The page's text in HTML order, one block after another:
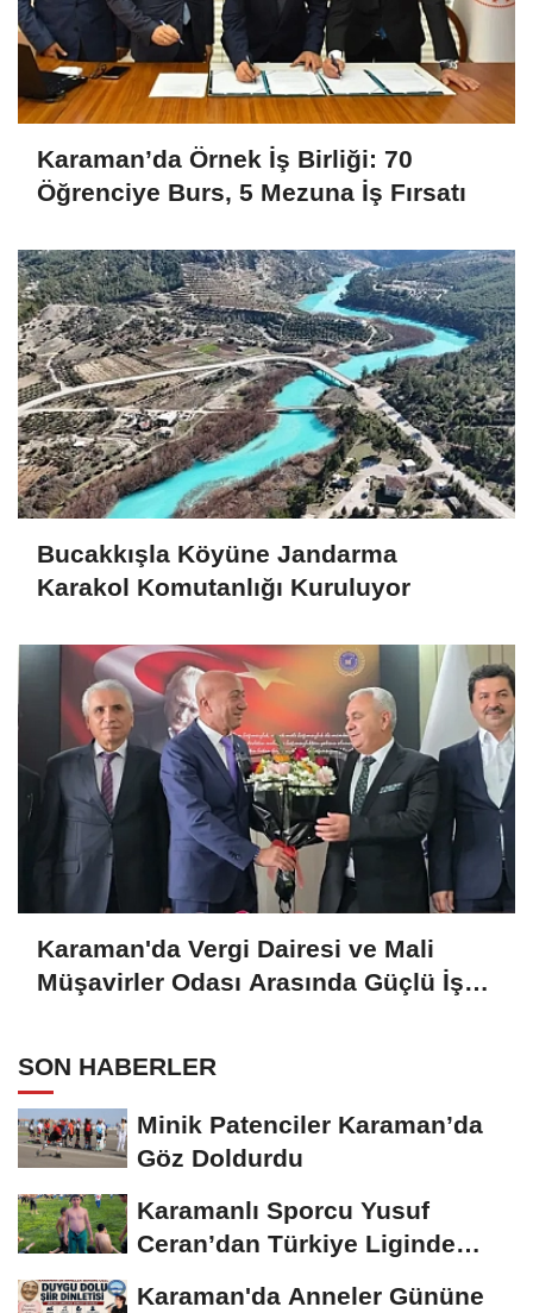
Karaman’da Örnek İş Birliği: 70
Öğrenciye Burs, 5 Mezuna İş Fırsatı
Bucakkışla Köyüne Jandarma
Karakol Komutanlığı Kuruluyor
Karaman'da Vergi Dairesi ve Mali
Müşavirler Odası Arasında Güçlü İş
SON HABERLER
Minik Patenciler Karaman’da
Göz Doldurdu
Karamanlı Sporcu Yusuf
Ceran’dan Türkiye Liginde
Karaman'da Anneler Gününe